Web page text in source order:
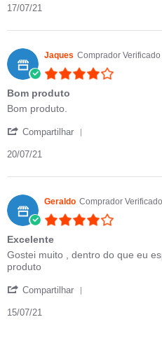
17/07/21
Jaques Comprador Verificado
Bom produto
Review by Jaques on 20 Jul 2021
review stating Bom produto
Bom produto.
Compartilhar
20/07/21
Geraldo Comprador Verificado
Excelente
Review by Geraldo on 15 Jul 2021
review stating Excelente
Gostei muito , dentro do que eu
produto
Compartilhar
15/07/21